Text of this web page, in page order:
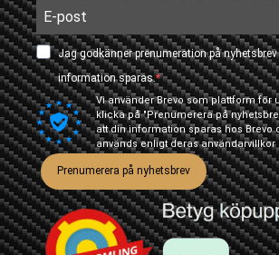
Jag godkänner prenumeration på
information sparas.
Vi använder Brevo som plattform för
klicka på "Prenumerera på
att din information sparas hos Brevo
används enligt derasanvändarvillkor
Prenumerera på nyhetsbrev